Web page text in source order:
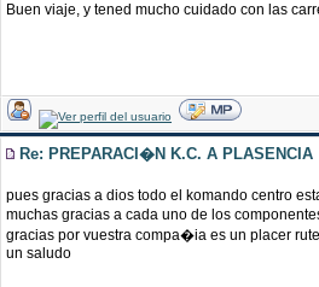
Buen viaje, y tened mucho cuidado con las
Re: PREPARACI�N K.C. A PLASENCIA
pues gracias a dios todo el komando centro
muchas gracias a cada uno de los
gracias por vuestra compa�ia es un placer
un saludo